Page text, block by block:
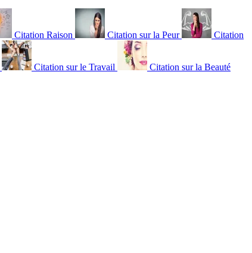
Citation Raison Citation sur la Peur Citation
Citation sur le Travail Citation sur la Beauté